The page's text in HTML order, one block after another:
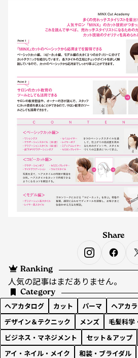
Ranking
人気の記事はまだありません。
Category
ヘアカタログ カット パーマ
ヘアカ
デザイン＆テクニック
メンズ
毛髪科学
ビジネス・マネジメント
セット＆アップ
アイ・ネイル・メイク
和装・ブライダル
Share